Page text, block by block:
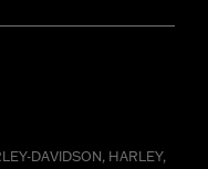
DAVIDSON, HARLEY,